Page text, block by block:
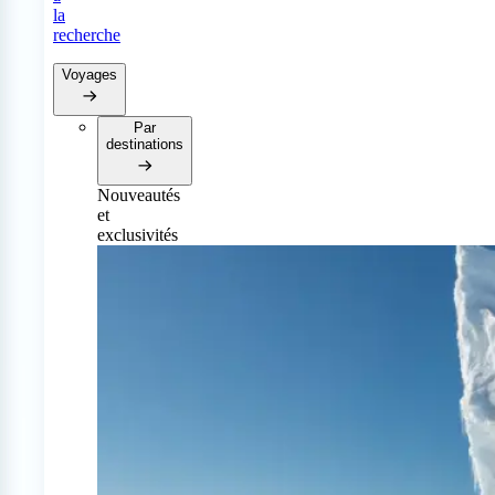
la
recherche
Voyages
Par
destinations
Nouveautés
et
exclusivités